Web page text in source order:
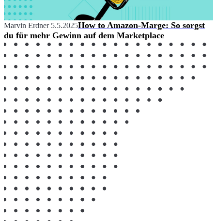
Marvin Erdner 5.5.2025How to Amazon-Marge: So sorgst
du für mehr Gewinn auf dem Marketplace